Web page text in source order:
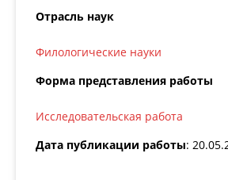
Отрасль наук
Филологические науки
Форма представления работы
Исследовательская работа
Дата публикации работы: